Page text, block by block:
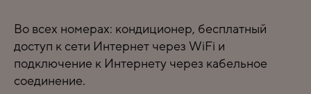
Во всех номерах: кондиционер, бесплатный
доступ к сети Интернет через WiFi и
подключение к Интернету через кабельное
соединение.